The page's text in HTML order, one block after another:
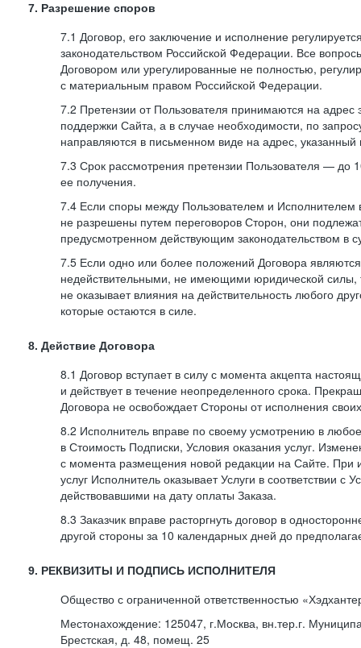
7. Разрешение споров
7.1 Договор, его заключение и исполнение
законодательством Российской Федерации. Все
Договором или урегулированные не полностью,
с материальным правом Российской Федерации.
7.2 Претензии от Пользователя принимаются на
поддержки Сайта, а в случае необходимости, по
направляются в письменном виде на адрес,
7.3 Срок рассмотрения претензии Пользователя — до
ее получения.
7.4 Если споры между Пользователем и Исполнителем
не разрешены путем переговоров Сторон, они
предусмотренном действующим законодательством в
7.5 Если одно или более положений Договора
недействительными, не имеющими юридической силы,
не оказывает влияния на действительность любого
которые остаются в силе.
8. Действие Договора
8.1 Договор вступает в силу с момента акцепта
и действует в течение неопределенного срока.
Договора не освобождает Стороны от исполнения
8.2 Исполнитель вправе по своему усмотрению в
в Стоимость Подписки, Условия оказания услуг.
с момента размещения новой редакции на Сайте. При
услуг Исполнитель оказывает Услуги в соответствии с
действовавшими на дату оплаты Заказа.
8.3 Заказчик вправе расторгнуть договор в
другой стороны за 10 календарных дней до
9. РЕКВИЗИТЫ И ПОДПИСЬ ИСПОЛНИТЕЛЯ
Общество с ограниченной ответственностью
Местонахождение: 125047, г.Москва, вн.тер.г.
Брестская, д. 48, помещ. 25